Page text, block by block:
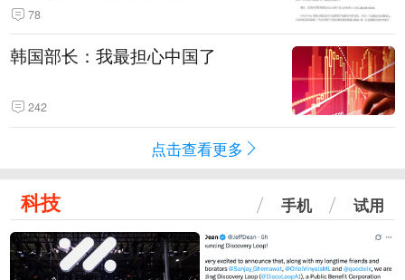
78
韩国部长：我最担心中国了
242
点击查看更多
科技 手机 试用